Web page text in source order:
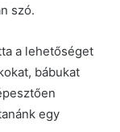
szó.
a lehetőséget
bábukat
egy